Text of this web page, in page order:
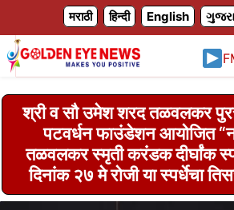
मराठी हिन्दी English
श्री व सौ उमेश शरद तळवलकर
पटवर्धन फाउंडेशन आयोजित
तळवलकर स्मृती करंडक दीर्घांक
दिनांक २७ मे रोजी या स्पर्धेचा